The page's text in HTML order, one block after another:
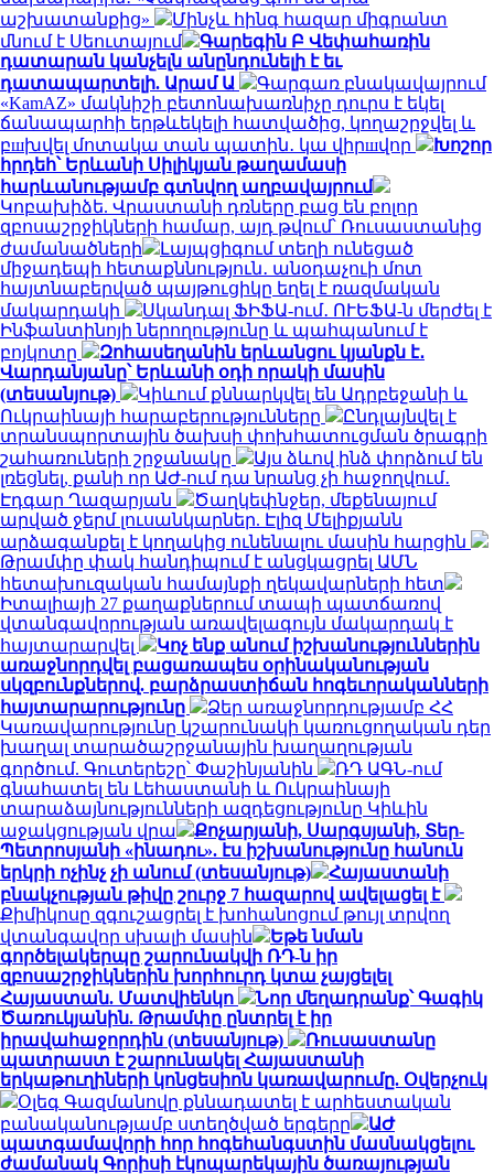
աշխատանքից»
Մինչև հինգ հազար միգրանտ
մնում է Սեուտայում
Գարեգին Բ Վեփահառին
դատարան կանչելն անընդունելի է եւ
դատապարտելի. Արամ Ա
Գարգառ բնակավայրում
«KamAZ» մակնիշի բետոնախառնիչը դուրս է եկել
ճանապարհի երթևեկելի հատվածից, կողաշրջվել և
բшխվել մոտակա տան պատին․ կա վիրшվոր
Խոշոր
հրդեհ՝ Երևանի Սիլիկյան թաղամասի
հարևանությամբ գտնվող աղբավայրում
Կոբախիձե. Վրաստանի դռները բաց են բոլոր
զբոսաշրջիկների համար, այդ թվում՝ Ռուսաստանից
ժամանածների
Լայպցիգում տեղի ունեցած
միջադեպի հետաքննություն․ անօդաչուի մոտ
հայտնաբերված պայթուցիկը եղել է ռազմական
մակարդակի
Սկանդալ ՖԻՖԱ-ում․ ՈՒԵՖԱ-ն մերժել է
Ինֆանտինոյի ներողությունը և պահպանում է
բոյկոտը
Զոհասեղանին երևանցու կյանքն է․
Վարդանյանը՝ Երևանի օդի որակի մասին
(տեսանյութ)
Կիևում քննարկվել են Ադրբեջանի և
Ուկրաինայի հարաբերությունները
Ընդլայնվել է
տրանսպորտային ծախսի փոխհատուցման ծրագրի
շահառուների շրջանակը
Այս ձևով ինձ փորձում են
լռեցնել, քանի որ ԱԺ-ում դա նրանց չի հաջողվում․
Էդգար Ղազարյան
Ծաղկեփնջեր, մեքենայում
արված ջերմ լուսանկարներ. Էլիզ Մելիքյանն
արձագանքել է կողակից ունենալու մասին հարցին
Թրամփը փակ հանդիպում է անցկացրել ԱՄՆ
հետախուզական համայնքի ղեկավարների հետ
Իտալիայի 27 քաղաքներում տապի պատճառով
վտանգավորության առավելագույն մակարդակ է
հայտարարվել
Կոչ ենք անում իշխանություններին
առաջնորդվել բացառապես օրինականության
սկզբունքներով. բարձրաստիճան հոգեւորականների
հայտարարությունը
Ձեր առաջնորդությամբ ՀՀ
Կառավարությունը կշարունակի կառուցողական դեր
խաղալ տարածաշրջանային խաղաղության
գործում. Գուտերեշը՝ Փաշինյանին
ՌԴ ԱԳՆ-ում
գնահատել են Լեհաստանի և Ուկրաինայի
տարաձայնությունների ազդեցությունը Կիևին
աջակցության վրա
Քոչարյանի, Սարգսյանի, Տեր-
Պետրոսյանի «ինադու». էս իշխանությունը հանուն
երկրի ոչինչ չի անում (տեսանյութ)
Հայաստանի
բնակչության թիվը շուրջ 7 հազարով ավելացել է
Քիմիկոսը զգուշացրել է խոհանոցում թույլ տրվող
վտանգավոր սխալի մասին
Եթե նման
գործելակերպը շարունակվի ՌԴ-ն իր
զբոսաշրջիկներին խորհուրդ կտա չայցելել
Հայաստան. Մատվիենկո
Նոր մեղադրանք՝ Գագիկ
Ծառուկյանին. Թրամփը ընտրել է իր
իրավահաջորդին (տեսանյութ)
Ռուսաստանը
պատրաստ է շարունակել Հայաստանի
երկաթուղիների կոնցեսիոն կառավարումը. Օվերչուկ
Օլեգ Գազմանովը քննադատել է արհեստական
բանականությամբ ստեղծված երգերը
ԱԺ
պատգամավորի հոր հոգեհանգստին մասնակցելու
ժամանակ Գորիսի էկոպարեկային ծառայության